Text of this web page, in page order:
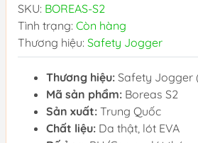
SKU: BOREAS-S2
Tình trạng: Còn hàng
Thương hiệu: Safety Jogger
Thương hiệu: Safety Jogger
Mã sản phẩm: Boreas S2
Sản xuất: Trung Quốc
Chất liệu: Da thật, lót EVA